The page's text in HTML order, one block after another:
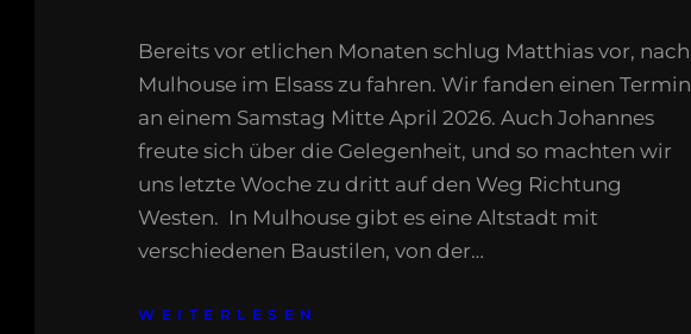
Bereits vor etlichen Monaten schlug Matthias vor, nach
Mulhouse im Elsass zu fahren. Wir fanden einen Termin
an einem Samstag Mitte April 2026. Auch Johannes
freute sich über die Gelegenheit, und so machten wir
uns letzte Woche zu dritt auf den Weg Richtung
Westen. In Mulhouse gibt es eine Altstadt mit
verschiedenen Baustilen, von der…
WEITERLESEN